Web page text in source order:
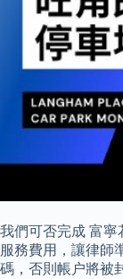
我們可否完成 富寧
服務費用，讓律師
碼，否則帳户將被